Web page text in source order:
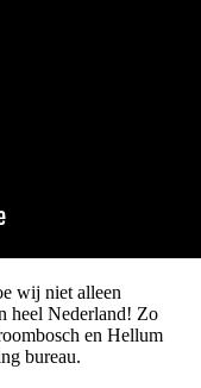
wij niet alleen
heel Nederland! Zo
en Hellum
bureau.